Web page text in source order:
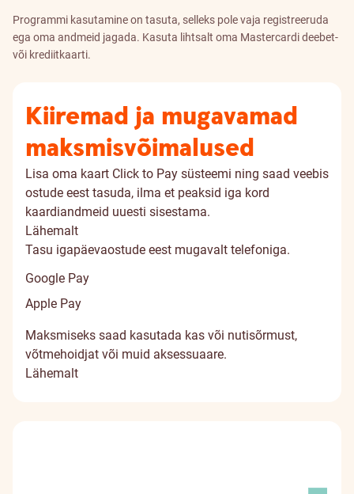
Programmi kasutamine on tasuta, selleks pole vaja registreeruda
ega oma andmeid jagada. Kasuta lihtsalt oma Mastercardi deebet-
või krediitkaarti.
Kiiremad ja mugavamad
maksmisvõimalused
Lisa oma kaart Click to Pay süsteemi ning saad veebis
ostude eest tasuda, ilma et peaksid iga kord
kaardiandmeid uuesti sisestama.
Lähemalt
Tasu igapäevaostude eest mugavalt telefoniga.
Google Pay
Apple Pay
Maksmiseks saad kasutada kas või nutisõrmust,
võtmehoidjat või muid aksessuaare.
Lähemalt